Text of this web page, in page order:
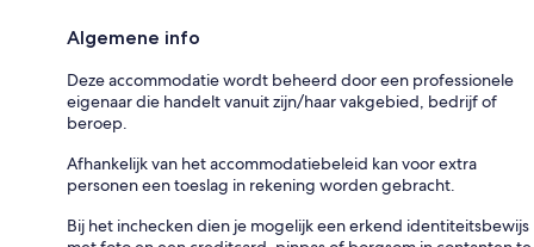
Algemene info
Deze accommodatie wordt beheerd door een professionele
eigenaar die handelt vanuit zijn/haar vakgebied, bedrijf of
beroep.
Afhankelijk van het accommodatiebeleid kan voor extra
personen een toeslag in rekening worden gebracht.
Bij het inchecken dien je mogelijk een erkend identiteitsbewijs